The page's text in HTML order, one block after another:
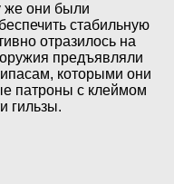
же они были
стабильную
отразилось на
предъявляли
которыми они
патроны с клеймом
гильзы.